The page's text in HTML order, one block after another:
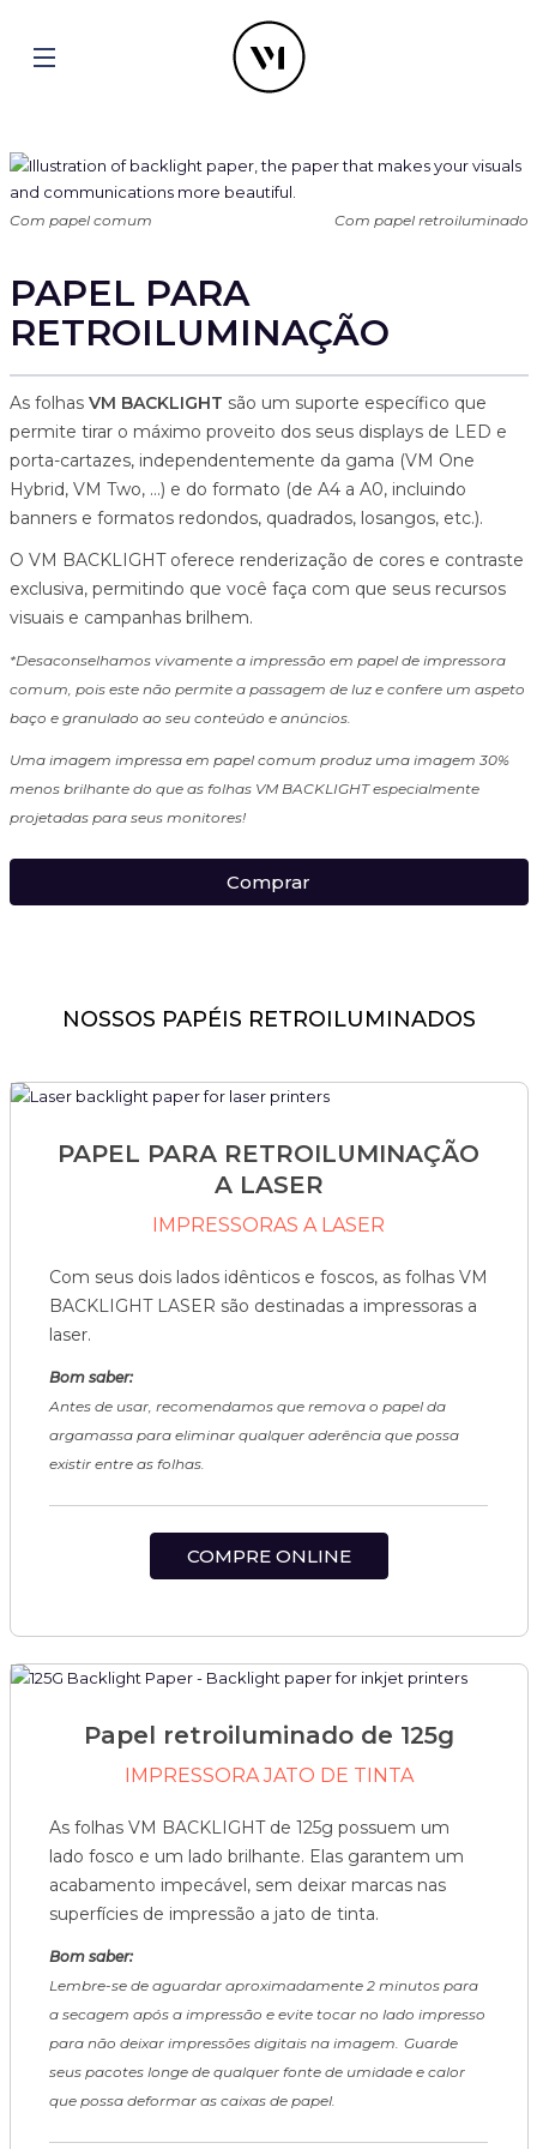
Com papel comum Com papel retroiluminado
PAPEL PARA
RETROILUMINAÇÃO
As folhas VM BACKLIGHT são um suporte específico que
permite tirar o máximo proveito dos seus displays de LED e
porta-cartazes, independentemente da gama (VM One
Hybrid, VM Two, …) e do formato (de A4 a A0, incluindo
banners e formatos redondos, quadrados, losangos, etc.).
O VM BACKLIGHT oferece renderização de cores e contraste
exclusiva, permitindo que você faça com que seus recursos
visuais e campanhas brilhem.
*Desaconselhamos vivamente a impressão em papel de impressora
comum, pois este não permite a passagem de luz e confere um aspeto
baço e granulado ao seu conteúdo e anúncios.
Uma imagem impressa em papel comum produz uma imagem 30%
menos brilhante do que as folhas VM BACKLIGHT especialmente
projetadas para seus monitores!
Comprar
NOSSOS PAPÉIS RETROILUMINADOS
PAPEL PARA RETROILUMINAÇÃO
A LASER
IMPRESSORAS A LASER
Com seus dois lados idênticos e foscos, as folhas VM
BACKLIGHT LASER são destinadas a impressoras a
laser.
Bom saber:
Antes de usar, recomendamos que remova o papel da
argamassa para eliminar qualquer aderência que possa
existir entre as folhas.
COMPRE ONLINE
Papel retroiluminado de 125g
IMPRESSORA JATO DE TINTA
As folhas VM BACKLIGHT de 125g possuem um
lado fosco e um lado brilhante. Elas garantem um
acabamento impecável, sem deixar marcas nas
superfícies de impressão a jato de tinta.
Bom saber:
Lembre-se de aguardar aproximadamente 2 minutos para
a secagem após a impressão e evite tocar no lado impresso
para não deixar impressões digitais na imagem. Guarde
seus pacotes longe de qualquer fonte de umidade e calor
que possa deformar as caixas de papel.